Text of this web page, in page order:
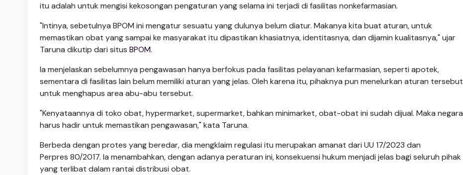
itu adalah untuk mengisi kekosongan pengaturan yang selama ini terjadi di fasilitas nonkefarmasian.
"Intinya, sebetulnya BPOM ini mengatur sesuatu yang dulunya belum diatur. Makanya kita buat aturan, untuk
memastikan obat yang sampai ke masyarakat itu dipastikan khasiatnya, identitasnya, dan dijamin kualitasnya," ujar
Taruna dikutip dari situs BPOM.
Ia menjelaskan sebelumnya pengawasan hanya berfokus pada fasilitas pelayanan kefarmasian, seperti apotek,
sementara di fasilitas lain belum memiliki aturan yang jelas. Oleh karena itu, pihaknya pun menelurkan aturan tersebut
untuk menghapus area abu-abu tersebut.
"Kenyataannya di toko obat, hypermarket, supermarket, bahkan minimarket, obat-obat ini sudah dijual. Maka negara
harus hadir untuk memastikan pengawasan," kata Taruna.
Berbeda dengan protes yang beredar, dia mengklaim regulasi itu merupakan amanat dari UU 17/2023 dan
Perpres 80/2017. Ia menambahkan, dengan adanya peraturan ini, konsekuensi hukum menjadi jelas bagi seluruh pihak
yang terlibat dalam rantai distribusi obat.